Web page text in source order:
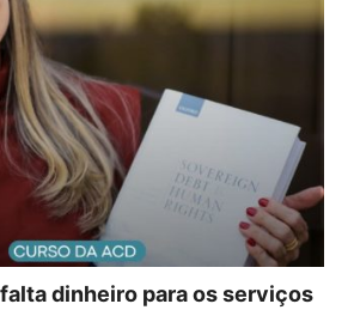
dinheiro para os serviços